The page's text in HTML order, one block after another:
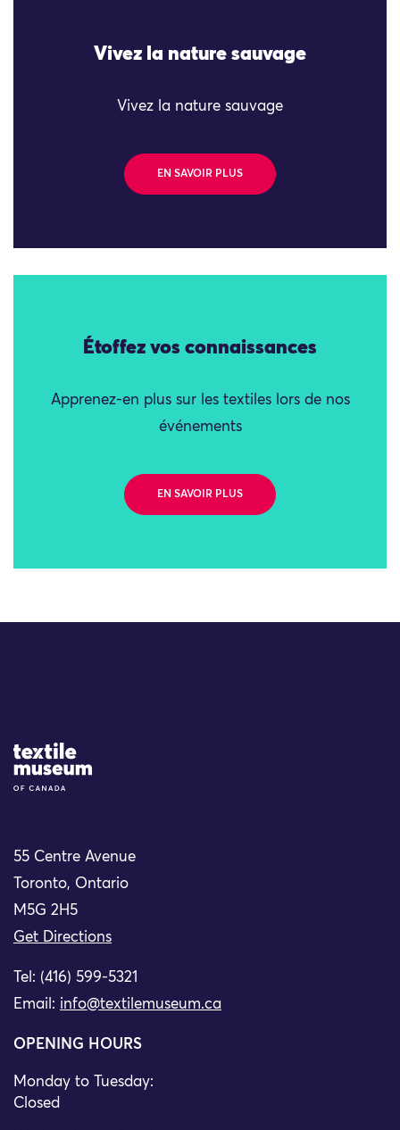
Vivez la nature sauvage
Vivez la nature sauvage
EN SAVOIR PLUS
Étoffez vos connaissances
Apprenez-en plus sur les textiles lors de nos
événements
EN SAVOIR PLUS
Site Logo
55 Centre Avenue
Toronto, Ontario
M5G 2H5
Get Directions
Tel: (416) 599-5321
Email: info@textilemuseum.ca
OPENING HOURS
Monday to Tuesday:
Closed